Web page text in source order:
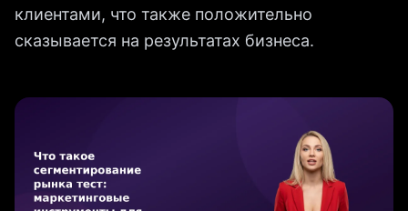
клиентами, что также положительно
сказывается на результатах бизнеса.